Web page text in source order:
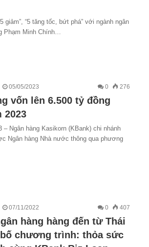
giảm”, “5 tăng tốc, bứt phá” với ngành ngân
Phạm Minh Chính…
05/05/2023 0 276
vốn lên 6.500 tỷ đồng
2023
– Ngân hàng Kasikorn (KBank) chi nhánh
Ngân hàng Nhà nước thông qua phương
07/11/2022 0 407
hàng hàng đến từ Thái
chương trình: thỏa sức